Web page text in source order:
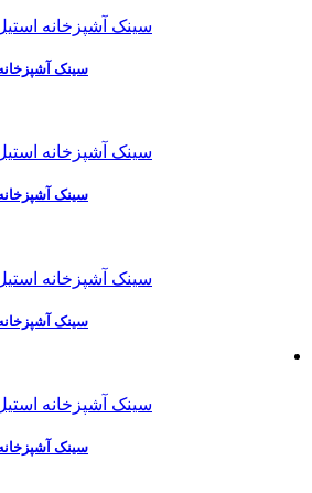
سینک آشپزخانه
سینک آشپزخانه
سینک آشپزخانه
سینک آشپزخانه